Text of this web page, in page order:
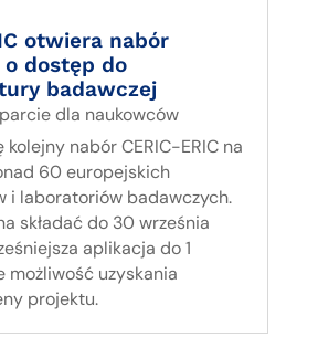
otwiera nabór
dostęp do
badawczej
dla naukowców
kolejny nabór CERIC-ERIC na
60 europejskich
i laboratoriów badawczych.
składać do 30 września
aplikacja do 1
możliwość uzyskania
projektu.